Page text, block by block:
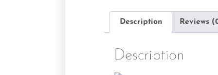
Description Reviews
Description